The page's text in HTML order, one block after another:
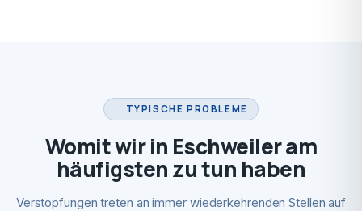
TYPISCHE PROBLEME
Womit wir in Eschweiler am
häufigsten zu tun haben
Verstopfungen treten an immer wiederkehrenden Stellen auf